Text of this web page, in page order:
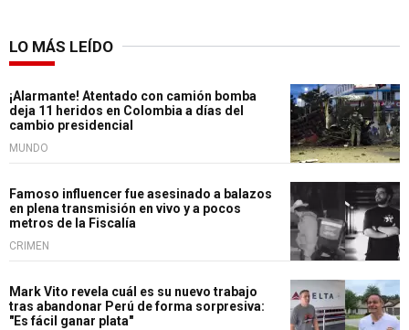
LO MÁS LEÍDO
¡Alarmante! Atentado con camión bomba
deja 11 heridos en Colombia a días del
cambio presidencial
MUNDO
Famoso influencer fue asesinado a balazos
en plena transmisión en vivo y a pocos
metros de la Fiscalía
CRIMEN
Mark Vito revela cuál es su nuevo trabajo
tras abandonar Perú de forma sorpresiva:
"Es fácil ganar plata"